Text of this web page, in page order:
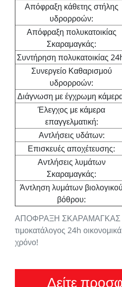
ΑΠΟΦΡΑΞΗ ΣΚΑΡΑΜΑΓΚΑΣ -
τιμοκατάλογος 24h
χρόνο!
Απόφραξη κάθετης στήλης
υδρορροών:
Απόφραξη πολυκατοικίας
Σκαραμαγκάς:
Συντήρηση πολυκατοικίας
Συνεργείο Καθαρισμού
υδρορροών:
Διάγνωση με έγχρωμη
Έλεγχος με κάμερα
επαγγελματική:
Αντλήσεις υδάτων:
Επισκευές αποχέτευσης:
Αντλήσεις λυμάτων
Σκαραμαγκάς:
Άντληση λυμάτων βιολογικού
βόθρου:
Δείτε